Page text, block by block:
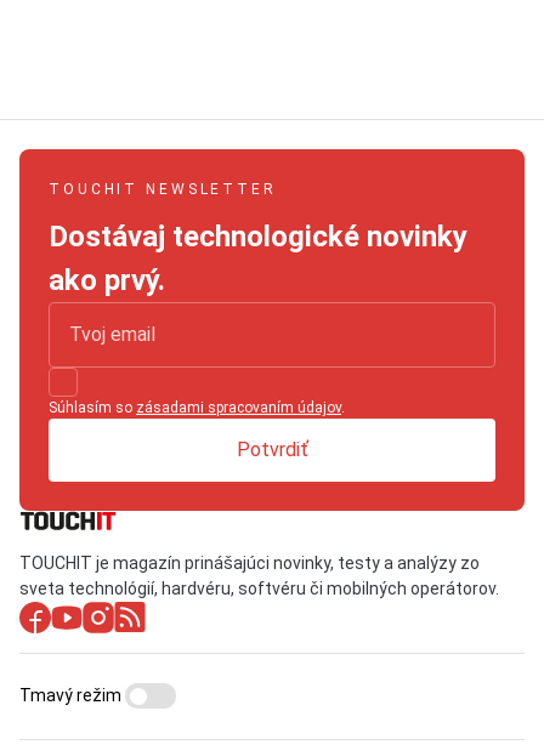
TOUCHIT NEWSLETTER
Dostávaj technologické novinky
ako prvý.
Súhlasím so zásadami spracovaním údajov.
Potvrdiť
TOUCHIT je magazín prinášajúci novinky, testy a analýzy zo
sveta technológií, hardvéru, softvéru či mobilných operátorov.
Tmavý režim